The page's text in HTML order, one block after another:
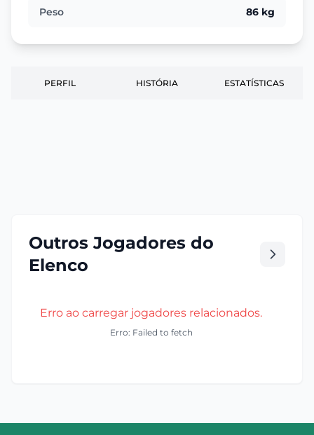
Peso 86 kg
PERFIL HISTÓRIA ESTATÍSTICAS
Outros Jogadores do
Elenco
Erro ao carregar jogadores relacionados.
Erro: Failed to fetch